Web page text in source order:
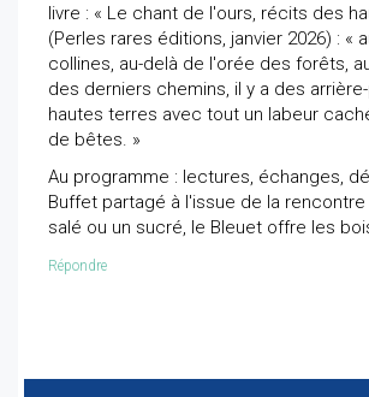
livre : « Le chant de l'ours, récits des
(Perles rares éditions, janvier 2026) : «
collines, au-delà de l'orée des forêts,
des derniers chemins, il y a des
hautes terres avec tout un labeur
de bêtes. »
Au programme : lectures, échanges,
Buffet partagé à l'issue de la
salé ou un sucré, le Bleuet offre les
Répondre